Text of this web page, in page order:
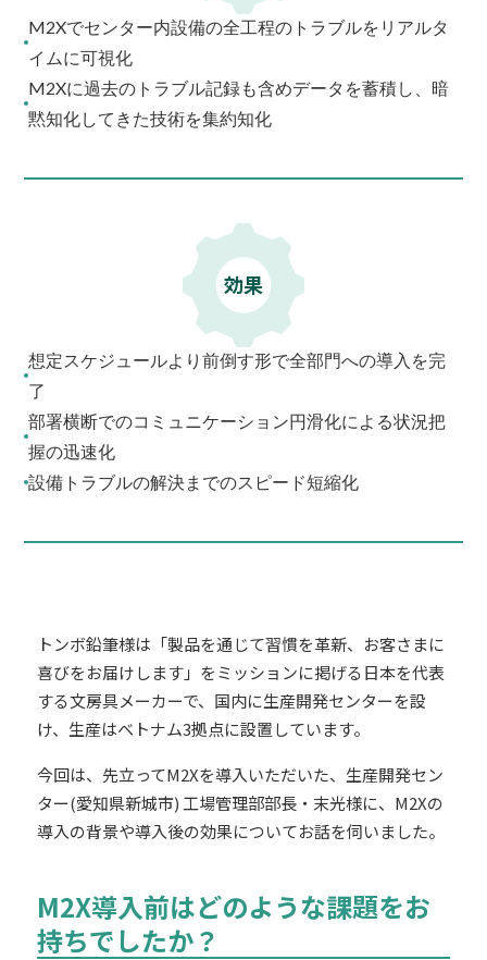
M2Xでセンター内設備の全工程のトラブルをリアルタ
イムに可視化
M2Xに過去のトラブル記録も含めデータを蓄積し、暗
黙知化してきた技術を集約知化
効果
想定スケジュールより前倒す形で全部門への導入を完
了
部署横断でのコミュニケーション円滑化による状況把
握の迅速化
設備トラブルの解決までのスピード短縮化
トンボ鉛筆様は「製品を通じて習慣を革新、お客さまに
喜びをお届けします」をミッションに掲げる日本を代表
する文房具メーカーで、国内に生産開発センターを設
け、生産はベトナム3拠点に設置しています。
今回は、先立ってM2Xを導入いただいた、生産開発セン
ター(愛知県新城市) 工場管理部部長・末光様に、M2Xの
導入の背景や導入後の効果についてお話を伺いました。
M2X導入前はどのような課題をお
持ちでしたか？